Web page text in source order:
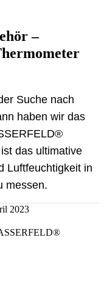
–
Suche nach
haben wir das
das ultimative
Luftfeuchtigkeit in
messen.
2023